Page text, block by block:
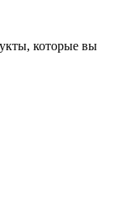
которые вы